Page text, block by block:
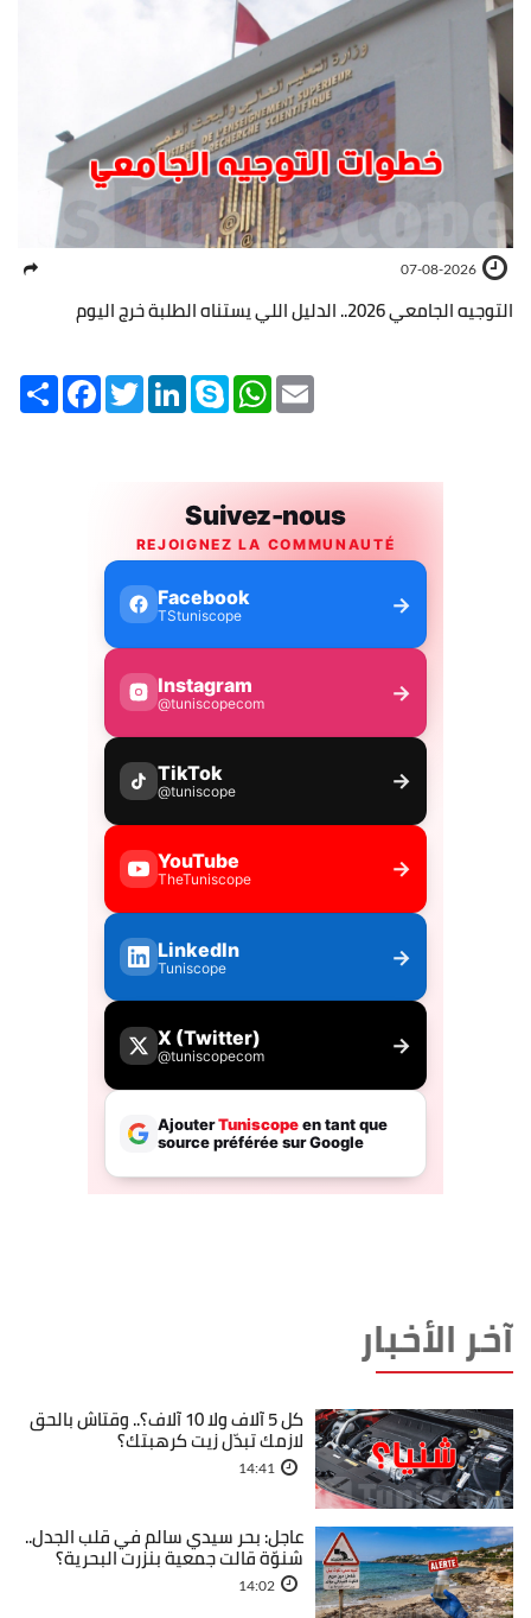
07-08-2026
التوجيه الجامعي 2026.. الدليل اللي يستناه الطلبة خرج اليوم
Share FacebookTwitterLinkedInSkype WhatsApp
آخر الأخبار
كل 5 آلاف ولا 10 آلاف؟.. وقتاش بالحق
لازمك تبدّل زيت كرهبتك؟
14:41
عاجل: بحر سيدي سالم في قلب الجدل..
شنوّة قالت جمعية بنزرت البحرية؟
14:02